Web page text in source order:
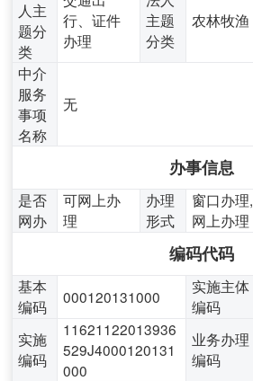
人主
题分
类
行、证件
办理
主题
分类
农林牧渔
中介
服务
事项
名称
无
办事信息
是否
网办
可网上办
理
办理
形式
窗口办理,
网上办理
编码代码
基本
编码
000120131000
实施主体
编码
实施
编码
11621122013936
529J4000120131
000
业务办理
编码